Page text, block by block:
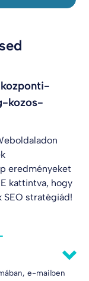
kozos-
eredményeket
kattintva, hogy
SEO stratégiád!
e-mailben